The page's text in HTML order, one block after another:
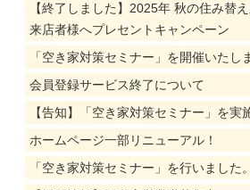
【終了しました】2025年 秋の住み替
来店者様へプレセントキャンペーン
「空き家対策セミナー」を開催いたし
会員登録サービス終了について
【告知】「空き家対策セミナー」を実
ホームページ一部リニューアル！
「空き家対策セミナー」を行いました。